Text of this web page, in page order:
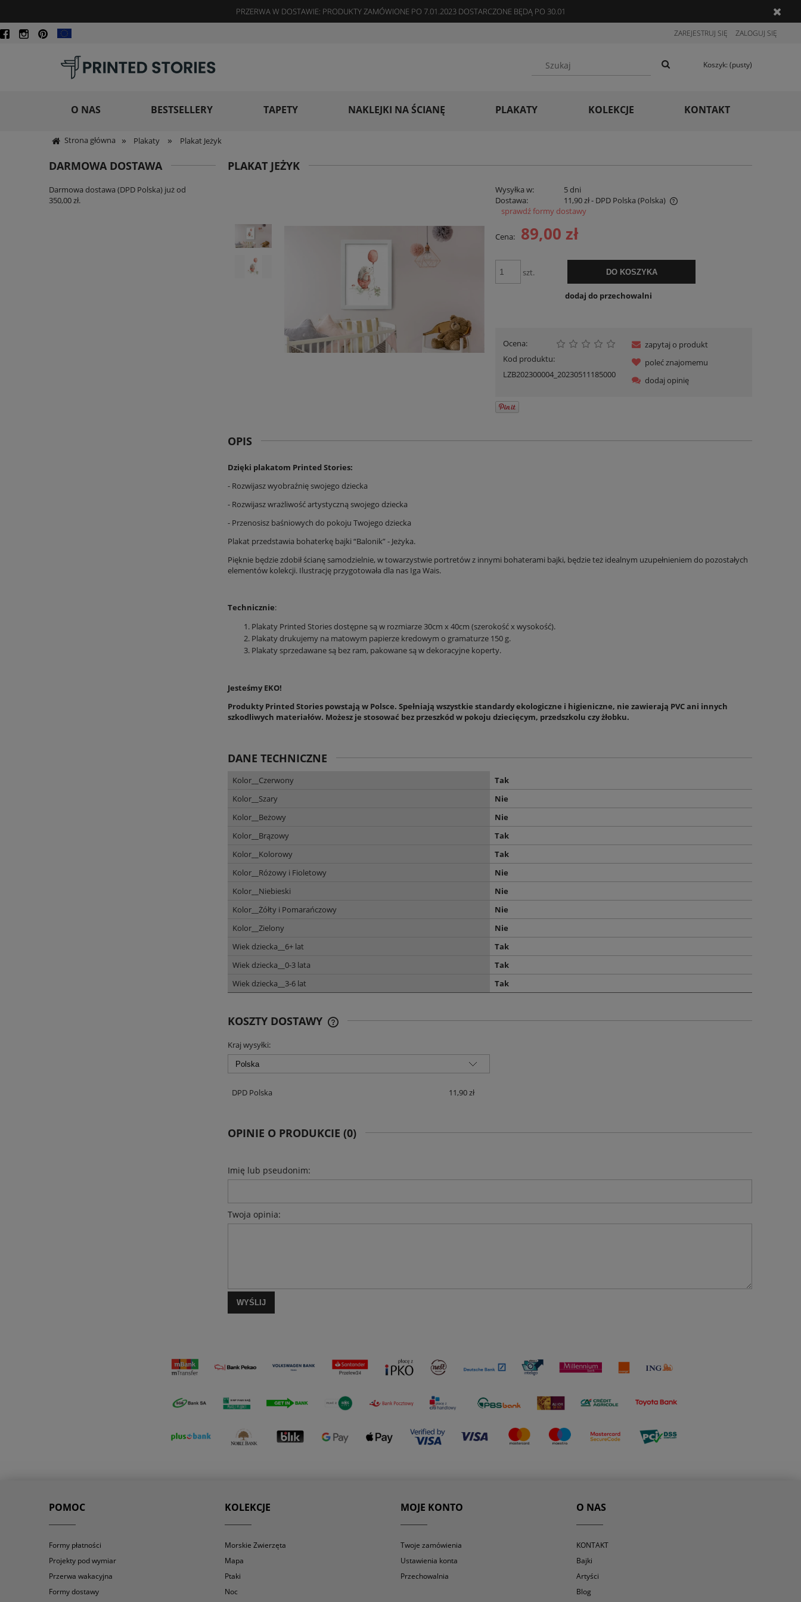
PRZERWA W DOSTAWIE: PRODUKTY ZAMÓWIONE PO 7.01.2023 DOSTARCZONE BĘDĄ PO 30.01
ZAREJESTRUJ SIĘ ZALOGUJ SIĘ
Koszyk: (pusty)
O NAS BESTSELLERY TAPETY NAKLEJKI NA ŚCIANĘ PLAKATY KOLEKCJE KONTAKT
Strona główna » Plakaty » Plakat Jeżyk
DARMOWA DOSTAWA
Darmowa dostawa (DPD Polska) już od
350,00 zł.
PLAKAT JEŻYK
Wysyłka w:
5 dni
Dostawa:
11,90 zł- DPD Polska (Polska)
Cena nie zawiera ewentualnych kosztów
płatności
sprawdź formy dostawy
Cena: 89,00 zł
szt. DO KOSZYKA
dodaj do przechowalni
Ocena:
Kod produktu:
LZB202300004_20230511185000
zapytaj o produkt
poleć znajomemu
dodaj opinię
OPIS
Dzięki plakatom Printed Stories:
- Rozwijasz wyobraźnię swojego dziecka
- Rozwijasz wrażliwość artystyczną swojego dziecka
- Przenosisz baśniowych do pokoju Twojego dziecka
Plakat przedstawia bohaterkę bajki “Balonik” - Jeżyka.
Pięknie będzie zdobił ścianę samodzielnie, w towarzystwie portretów z innymi bohaterami bajki, będzie też idealnym uzupełnieniem do pozostałych
elementów kolekcji. Ilustrację przygotowała dla nas Iga Wais.
Technicznie:
Plakaty Printed Stories dostępne są w rozmiarze 30cm x 40cm (szerokość x wysokość).
Plakaty drukujemy na matowym papierze kredowym o gramaturze 150 g.
Plakaty sprzedawane są bez ram, pakowane są w dekoracyjne koperty.
Jesteśmy EKO!
Produkty Printed Stories powstają w Polsce. Spełniają wszystkie standardy ekologiczne i higieniczne, nie zawierają PVC ani innych
szkodliwych materiałów. Możesz je stosować bez przeszkód w pokoju dziecięcym, przedszkolu czy żłobku.
DANE TECHNICZNE
Kolor__Czerwony
Tak
Kolor__Szary
Nie
Kolor__Beżowy
Nie
Kolor__Brązowy
Tak
Kolor__Kolorowy
Tak
Kolor__Różowy i Fioletowy
Nie
Kolor__Niebieski
Nie
Kolor__Żółty i Pomarańczowy
Nie
Kolor__Zielony
Nie
Wiek dziecka__6+ lat
Tak
Wiek dziecka__0-3 lata
Tak
Wiek dziecka__3-6 lat
Tak
KOSZTY DOSTAWY
CENA NIE ZAWIERA EWENTUALNYCH
Kraj wysyłki:
DPD Polska 11,90 zł
OPINIE O PRODUKCIE (0)
Imię lub pseudonim:
Twoja opinia:
WYŚLIJ
POMOC
Formy płatności
Projekty pod wymiar
Przerwa wakacyjna
Formy dostawy
KOLEKCJE
Morskie Zwierzęta
Mapa
Ptaki
Noc
MOJE KONTO
Twoje zamówienia
Ustawienia konta
Przechowalnia
O NAS
KONTAKT
Bajki
Artyści
Blog